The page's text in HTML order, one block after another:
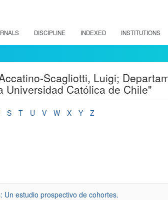
DISCIPLINE INDEXED INSTITUTIONS
Scagliotti, Luigi;
Católica de Chile"
S T U V W X Y
Z
Un estudio prospectivo de cohortes.